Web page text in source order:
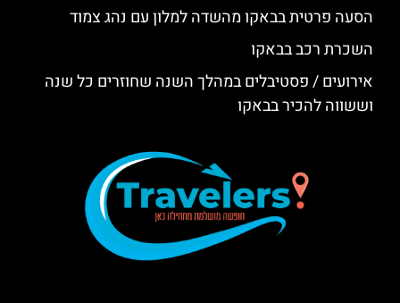
הסעה פרטית בבאקו מהשדה למלון עם נהג צמוד
השכרת רכב בבאקו
אירועים / פסטיבלים במהלך השנה שחוזרים כל שנה
וששווה להכיר בבאקו